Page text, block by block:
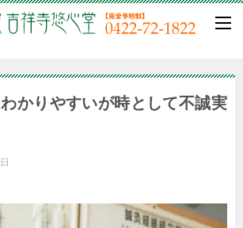
かりやすいが時として不誠実